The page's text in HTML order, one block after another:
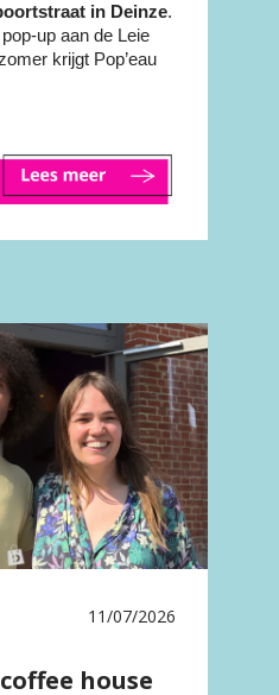
in Deinze.
up aan de Leie
krijgt Pop’eau
11/07/2026
house